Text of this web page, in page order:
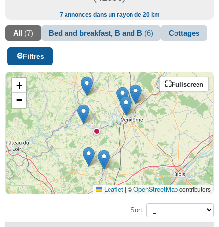
7 annonces dans un rayon de 20 km
All (7) Bed and breakfast, B and B (6) Cottages
Filtres
Fullscreen
+
−
Leaflet | ©OpenStreetMapcontributors
Sort :